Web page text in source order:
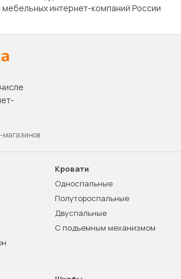
интернет-компаний России
магазинов
Кровати
Односпальные
Полутороспальные
Двуспальные
С подъемным механизмом